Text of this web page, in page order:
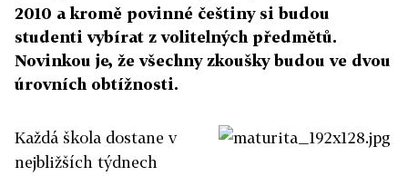
2010 a kromě povinné češtiny si budou
studenti vybírat z volitelných předmětů.
Novinkou je, že všechny zkoušky budou ve dvou
úrovních obtížnosti.
Každá škola dostane v
nejbližších týdnech